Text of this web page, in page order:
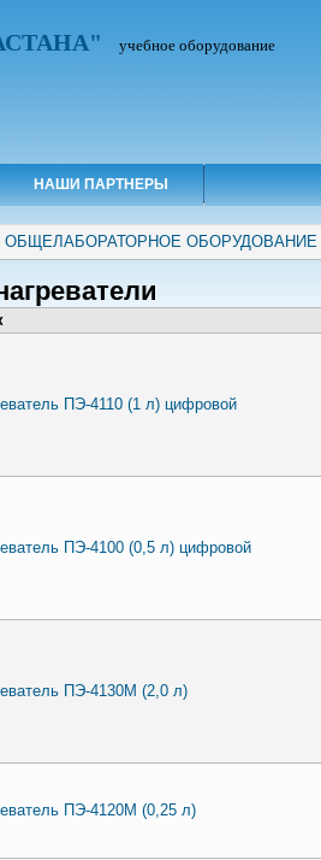
учебное оборудование
НАШИ ПАРТНЕРЫ
ОБЩЕЛАБОРАТОРНОЕ ОБОРУДОВАНИЕ
ПЭ-4110 (1 л) цифровой
ПЭ-4100 (0,5 л) цифровой
ПЭ-4130М (2,0 л)
ПЭ-4120М (0,25 л)